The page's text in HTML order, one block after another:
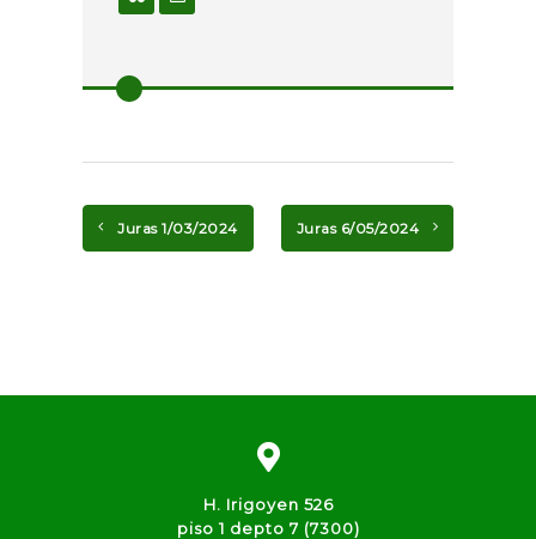
Juras 1/03/2024 Juras 6/05/2024
H. Irigoyen 526
piso 1 depto 7 (7300)